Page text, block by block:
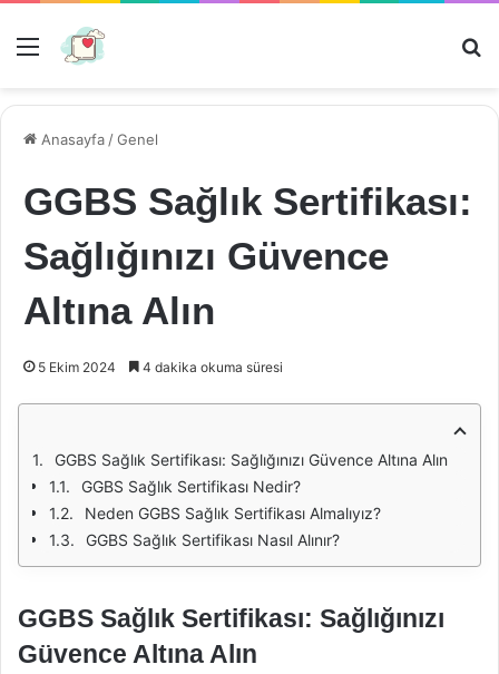
Menü
Anasayfa /Genel
GGBS Sağlık Sertifikası:
Sağlığınızı Güvence
Altına Alın
5 Ekim 2024 4 dakika okuma süresi
GGBS Sağlık Sertifikası: Sağlığınızı Güvence Altına Alın
GGBS Sağlık Sertifikası Nedir?
Neden GGBS Sağlık Sertifikası Almalıyız?
GGBS Sağlık Sertifikası Nasıl Alınır?
GGBS Sağlık Sertifikası: Sağlığınızı
Güvence Altına Alın